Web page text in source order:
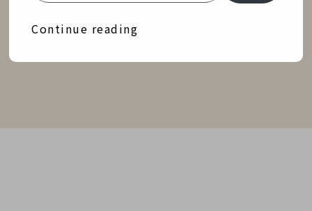
VAD506 X 賴小不 音色示範影片
Continue reading